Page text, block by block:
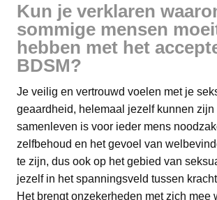
Kun je verklaren
sommige mensen
hebben met het
BDSM?
Je veilig en vertrouwd voelen met je
geaardheid, helemaal jezelf kunnen
samenleven is voor ieder mens
zelfbehoud en het gevoel van
te zijn, dus ook op het gebied van
jezelf in het spanningsveld tussen
Het brengt onzekerheden met zich mee